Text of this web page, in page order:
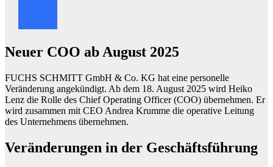
Neuer COO ab August 2025
FUCHS SCHMITT GmbH & Co. KG hat eine personelle
Veränderung angekündigt. Ab dem 18. August 2025 wird Heiko
Lenz die Rolle des Chief Operating Officer (COO) übernehmen. Er
wird zusammen mit CEO Andrea Krumme die operative Leitung
des Unternehmens übernehmen.
Veränderungen in der Geschäftsführung